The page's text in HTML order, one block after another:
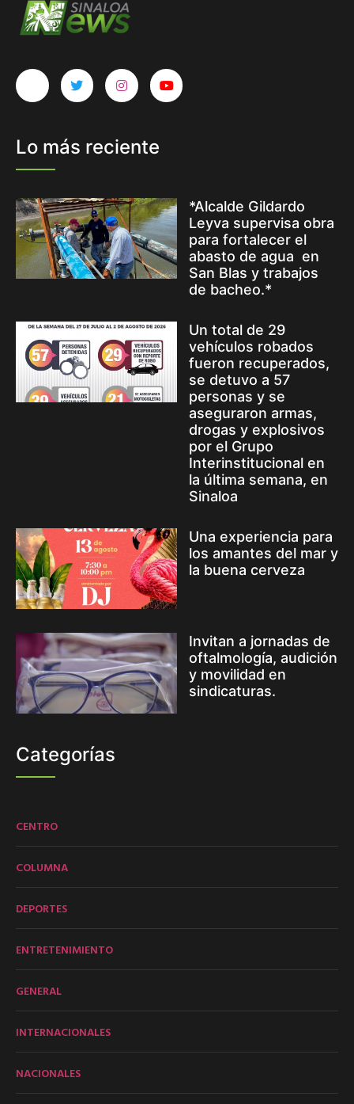
Lo más reciente
*Alcalde Gildardo
Leyva supervisa obra
para fortalecer el
abasto de agua en
San Blas y trabajos
de bacheo.*
Un total de 29
vehículos robados
fueron recuperados,
se detuvo a 57
personas y se
aseguraron armas,
drogas y explosivos
por el Grupo
Interinstitucional en
la última semana, en
Sinaloa
Una experiencia para
los amantes del mar y
la buena cerveza
Invitan a jornadas de
oftalmología, audición
y movilidad en
sindicaturas.
Categorías
CENTRO
COLUMNA
DEPORTES
ENTRETENIMIENTO
GENERAL
INTERNACIONALES
NACIONALES